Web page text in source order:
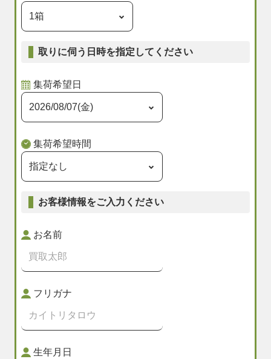
取りに伺う日時を指定してください
集荷希望日
集荷希望時間
お客様情報をご入力ください
お名前
フリガナ
生年月日